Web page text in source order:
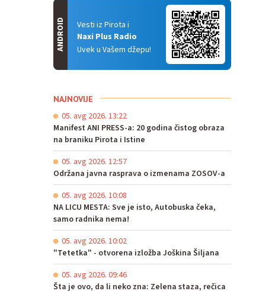
Vesti iz Pirota i
Naxi Plus Radio
Uvek u Vašem džepu!
ANDROID
NAJNOVIJE
05. avg 2026. 13:22
Manifest ANI PRESS-a: 20 godina čistog obraza
na braniku Pirota i Istine
05. avg 2026. 12:57
Održana javna rasprava o izmenama ZOSOV-a
05. avg 2026. 10:08
NA LICU MESTA: Sve je isto, Autobuska čeka,
samo radnika nema!
05. avg 2026. 10:02
"Tetetka" - otvorena izložba Joškina Šiljana
05. avg 2026. 09:46
Šta je ovo, da li neko zna: Zelena staza, rečica